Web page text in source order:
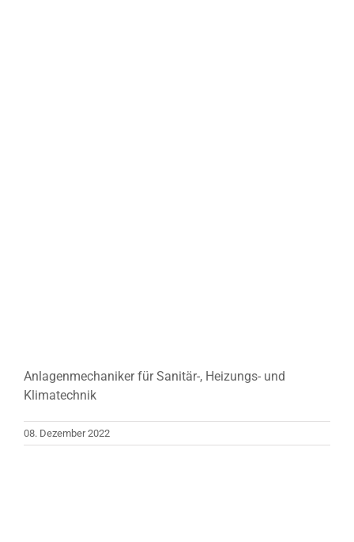
Anlagenmechaniker für Sanitär-, Heizungs- und
Klimatechnik
08. Dezember 2022